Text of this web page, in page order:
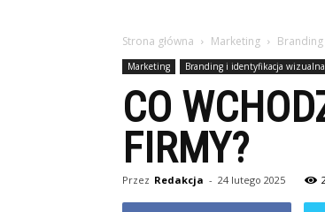
Strona główna Marketing
Marketing Branding i identyfikacja wizualna
CO
FIRMY?
Przez Redakcja - 24 lutego 2025